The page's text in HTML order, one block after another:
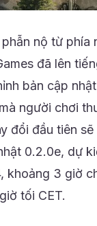
nộ từ phía
đã lên
bản cập
người chơi
đổi đầu tiên
0.2.0e, dự
khoảng 3 giờ
tối CET.